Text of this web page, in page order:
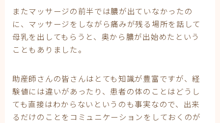
またマッサージの前半では膿が出ていなかったの
に、マッサージをしながら痛みが残る場所を話して
母乳を出してもらうと、奥から膿が出始めたという
こともありました。
助産師さんの皆さんはとても知識が豊富ですが、経
験値には違いがあったり、患者の体のことはどうし
ても直接はわからないというのも事実なので、出来
るだけのことをコミュニケーションをしておくのが